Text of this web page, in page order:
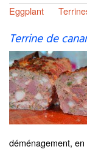
Eggplant
Terrine de
déménagement,